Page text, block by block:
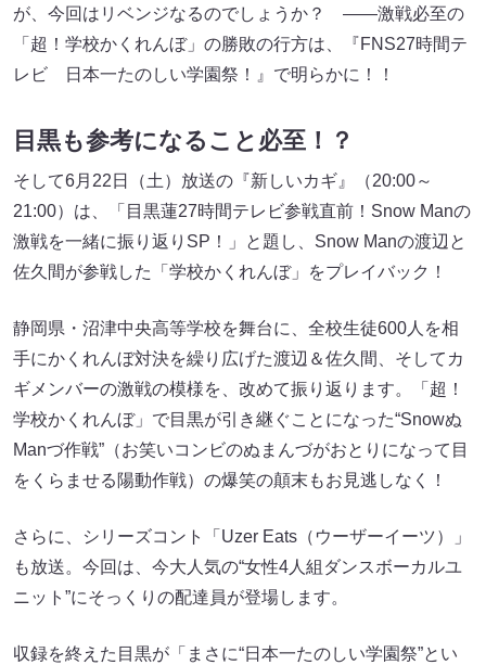
が、今回はリベンジなるのでしょうか？ ――激戦必至の
「超！学校かくれんぼ」の勝敗の行方は、『FNS27時間テ
レビ 日本一たのしい学園祭！』で明らかに！！
目黒も参考になること必至！？
そして6月22日（土）放送の『新しいカギ』（20:00～
21:00）は、「目黒蓮27時間テレビ参戦直前！Snow Manの
激戦を一緒に振り返りSP！」と題し、Snow Manの渡辺と
佐久間が参戦した「学校かくれんぼ」をプレイバック！
静岡県・沼津中央高等学校を舞台に、全校生徒600人を相
手にかくれんぼ対決を繰り広げた渡辺＆佐久間、そしてカ
ギメンバーの激戦の模様を、改めて振り返ります。「超！
学校かくれんぼ」で目黒が引き継ぐことになった“Snowぬ
Manづ作戦”（お笑いコンビのぬまんづがおとりになって目
をくらませる陽動作戦）の爆笑の顛末もお見逃しなく！
さらに、シリーズコント「Uzer Eats（ウーザーイーツ）」
も放送。今回は、今大人気の“女性4人組ダンスボーカルユ
ニット”にそっくりの配達員が登場します。
収録を終えた目黒が「まさに“日本一たのしい学園祭”とい